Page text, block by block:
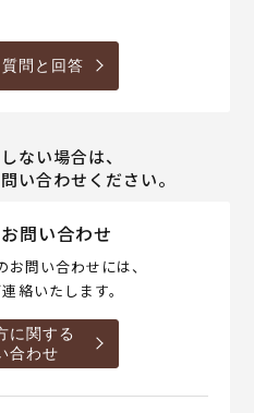
問と回答
ない場合は、
い合わせください。
問い合わせ
問い合わせには、
絡いたします。
に関する
合わせ